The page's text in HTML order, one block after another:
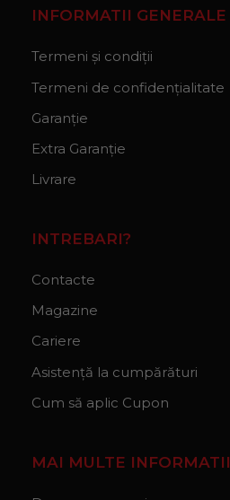
INFORMATII GENERALE
Termeni și condiții
Termeni de confidențialitate
Garanție
Extra Garanție
Livrare
INTREBARI?
Contacte
Magazine
Cariere
Asistență la cumpărături
Cum să aplic Cupon
MAI MULTE INFORMATII